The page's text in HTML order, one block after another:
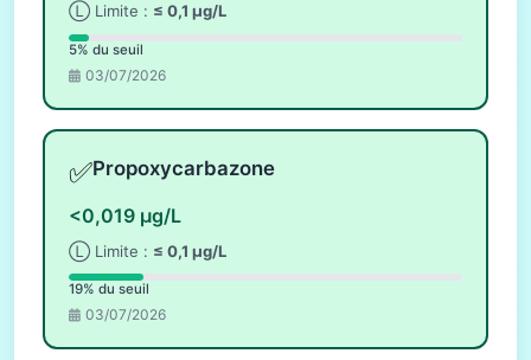
Ⓛ Limite : ≤ 0,1 µg/L
5% du seuil
03/07/2026
✅Propoxycarbazone
<0,019 µg/L
Ⓛ Limite : ≤ 0,1 µg/L
19% du seuil
03/07/2026